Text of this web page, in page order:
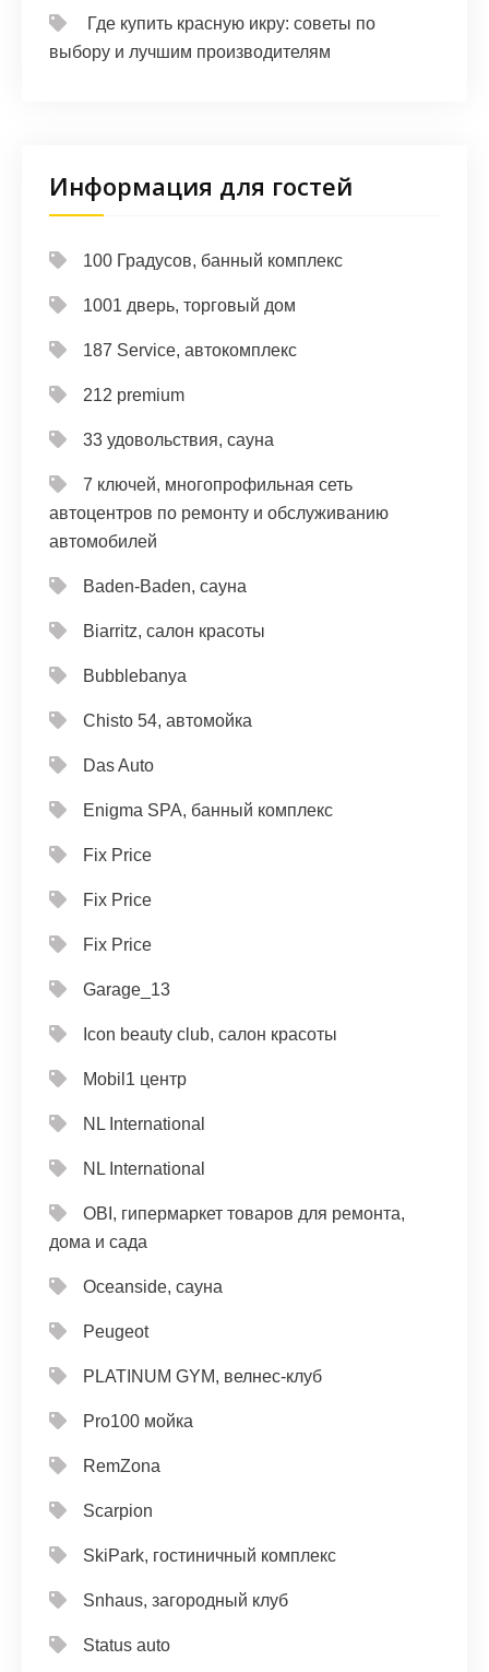
Где купить красную икру: советы по
выбору и лучшим производителям
Информация для гостей
100 Градусов, банный комплекс
1001 дверь, торговый дом
187 Service, автокомплекс
212 premium
33 удовольствия, сауна
7 ключей, многопрофильная сеть
автоцентров по ремонту и обслуживанию
автомобилей
Baden-Baden, сауна
Biarritz, салон красоты
Bubblebanya
Chisto 54, автомойка
Das Auto
Enigma SPA, банный комплекс
Fix Price
Fix Price
Fix Price
Garage_13
Icon beauty club, салон красоты
Mobil1 центр
NL International
NL International
OBI, гипермаркет товаров для ремонта,
дома и сада
Oceanside, сауна
Peugeot
PLATINUM GYM, велнес-клуб
Pro100 мойка
RemZona
Scarpion
SkiPark, гостиничный комплекс
Snhaus, загородный клуб
Status auto